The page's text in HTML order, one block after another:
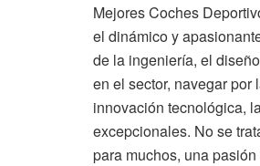
Mejores Coches
el dinámico y
de la ingeniería, el
en el sector, navegar
innovación tecnológica,
excepcionales. No se
para muchos, una